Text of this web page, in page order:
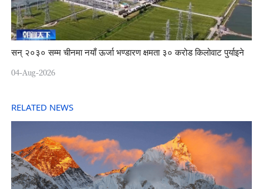
सन् २०३० सम्म चीनमा नयाँ ऊर्जा भण्डारण क्षमता ३० करोड किलोवाट पुर्याइने
04-Aug-2026
RELATED NEWS